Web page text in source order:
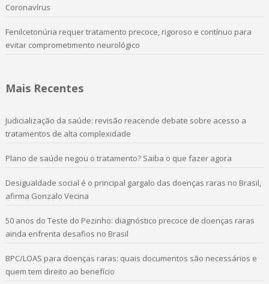
Coronavírus
Fenilcetonúria requer tratamento precoce, rigoroso e contínuo para
evitar comprometimento neurológico
Mais Recentes
Judicialização da saúde: revisão reacende debate sobre acesso a
tratamentos de alta complexidade
Plano de saúde negou o tratamento? Saiba o que fazer agora
Desigualdade social é o principal gargalo das doenças raras no Brasil,
afirma Gonzalo Vecina
50 anos do Teste do Pezinho: diagnóstico precoce de doenças raras
ainda enfrenta desafios no Brasil
BPC/LOAS para doenças raras: quais documentos são necessários e
quem tem direito ao benefício